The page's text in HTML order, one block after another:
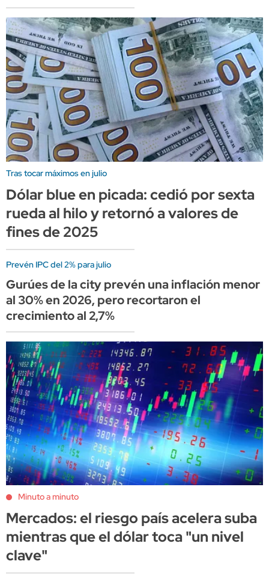
Tras tocar máximos en julio
Dólar blue en picada: cedió por sexta
rueda al hilo y retornó a valores de
fines de 2025
Prevén IPC del 2% para julio
Gurúes de la city prevén una inflación menor
al 30% en 2026, pero recortaron el
crecimiento al 2,7%
Minuto a minuto
Mercados: el riesgo país acelera suba
mientras que el dólar toca "un nivel
clave"